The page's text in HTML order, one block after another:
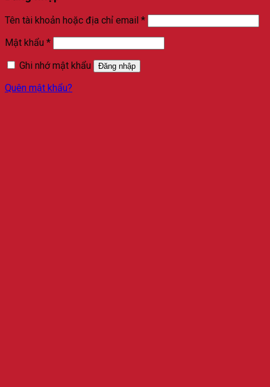
Tên tài khoản hoặc địa chỉ email *Bắt
buộc
Mật khẩu *Bắt
buộc
Ghi nhớ mật khẩu
Đăng nhập
Quên mật khẩu?